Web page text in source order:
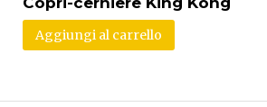
Aggiungi al carrello